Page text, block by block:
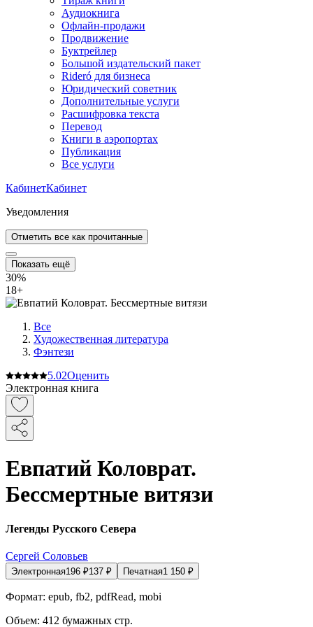
Аудиокнига
Офлайн-продажи
Продвижение
Буктрейлер
Большой издательский пакет
Rideró для бизнеса
Юридический советник
Дополнительные услуги
Расшифровка текста
Перевод
Книги в аэропортах
Публикация
Все услуги
КабинетКабинет
Уведомления
Отметить все как прочитанные
Показать ещё
30%
18+
Все
Художественная литература
Фэнтези
5.02Оценить
Электронная книга
Евпатий Коловрат.
Бессмертные витязи
Легенды Русского Севера
Сергей Соловьев
Электронная196 ₽137 ₽ Печатная1 150 ₽
Формат: epub, fb2, pdfRead, mobi
Объем: 412 бумажных стр.